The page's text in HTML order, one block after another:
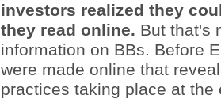
investors realized they
they read online. But that's
information on BBs. Before
were made online that
practices taking place at